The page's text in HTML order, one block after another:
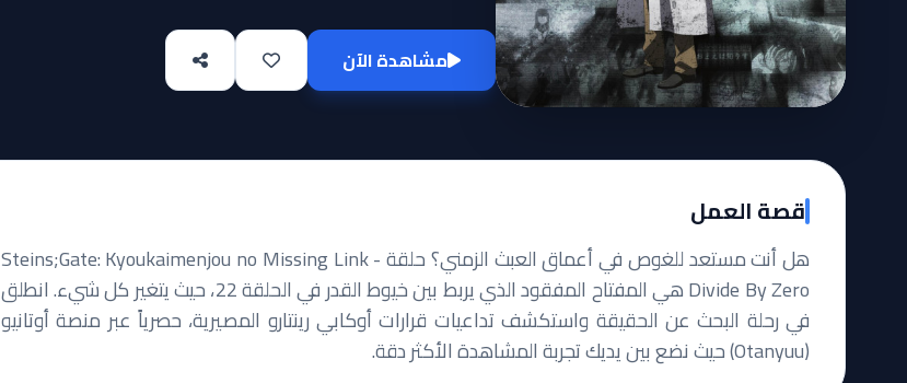
مشاهدة الآن
قصة العمل
هل أنت مستعد للغوص في أعماق العبث الزمني؟ حلقة Steins;Gate: Kyoukaimenjou no Missing Link -
Divide By Zero هي المفتاح المفقود الذي يربط بين خيوط القدر في الحلقة 22، حيث يتغير كل شيء. انطلق
في رحلة البحث عن الحقيقة واستكشف تداعيات قرارات أوكابي رينتارو المصيرية، حصرياً عبر منصة أوتانيو
(Otanyuu) حيث نضع بين يديك تجربة المشاهدة الأكثر دقة.